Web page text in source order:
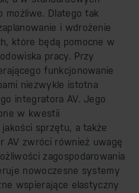
możliwe. Dlatego tak
i wdrożenie
które będą pomocne w
pracy. Przy
funkcjonowanie
niezwykle istotna
integratora AV. Jego
w kwestii
sprzętu, a także
AV zwróci również uwagę
zagospodarowania
nowoczesne systemy
wspierające elastyczny